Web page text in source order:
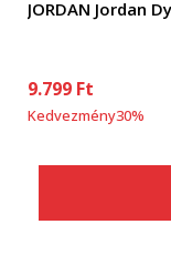
JORDAN Jordan
9.799 Ft
Kedvezmény30%